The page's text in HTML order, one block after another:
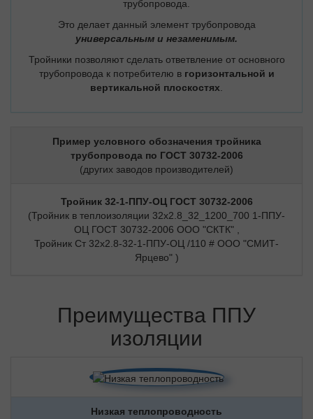
трубопровода.
Это делает данный элемент трубопровода
универсальным и незаменимым.
Тройники позволяют сделать ответвление от основного
трубопровода к потребителю в горизонтальной и
вертикальной плоскостях
Пример условного обозначения тройника
трубопровода по ГОСТ 30732-2006
(других заводов производителей)
Тройник 32-1-ППУ-ОЦ ГОСТ 30732-2006
(Тройник в теплоизоляции 32х2.8_32_1200_700 1-ППУ-
ОЦ ГОСТ 30732-2006 ООО "СКТК" ,
Тройник Ст 32х2.8-32-1-ППУ-ОЦ /110 # ООО "СМИТ-
Ярцево" )
Преимущества ППУ
изоляции
Низкая теплопроводность